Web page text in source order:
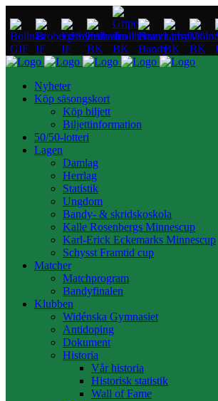
Nyheter
Köp säsongskort
Köp biljett
Biljettinformation
50/50-lotteri
Lagen
Damlag
Herrlag
Statistik
Ungdom
Bandy- & skridskoskola
Kalle Rosenbergs Minnescup
Karl-Erick Eckemarks Minnescup
Schysst Framtid cup
Matcher
Matchprogram
Bandyfinalen
Klubben
Widénska Gymnasiet
Antidoping
Dokument
Historia
Vår historia
Historisk statistik
Wall of Fame